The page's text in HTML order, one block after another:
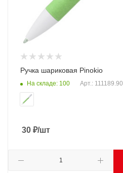
Ручка шариковая Pinokio
На складе: 100 Арт.: 111189.90
30 ₽/шт